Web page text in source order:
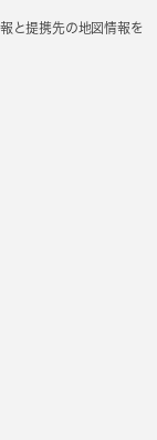
と提携先の地図情報を